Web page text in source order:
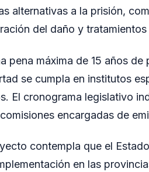
alternativas a la prisión,
del daño y
pena máxima de 15 años
se cumpla en institutos
El cronograma legislativo
encargadas de
contempla que el
en las